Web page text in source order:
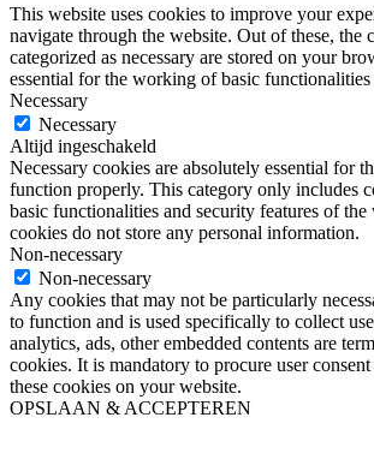
This website uses cookies to improve your
navigate through the website. Out of these, the
categorized as necessary are stored on your
essential for the working of basic
Necessary
Necessary
Altijd ingeschakeld
Necessary cookies are absolutely essential for
function properly. This category only includes
basic functionalities and security features of the
cookies do not store any personal information.
Non-necessary
Non-necessary
Any cookies that may not be particularly
to function and is used specifically to collect
analytics, ads, other embedded contents are
cookies. It is mandatory to procure user
these cookies on your website.
OPSLAAN & ACCEPTEREN